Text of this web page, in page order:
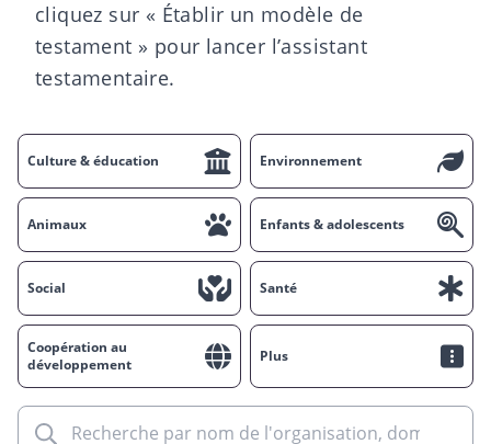
cliquez sur « Établir un modèle de
testament » pour lancer l’assistant
testamentaire.
Culture & éducation Environnement
Animaux Enfants & adolescents
Social Santé
Coopération au
développement
Plus